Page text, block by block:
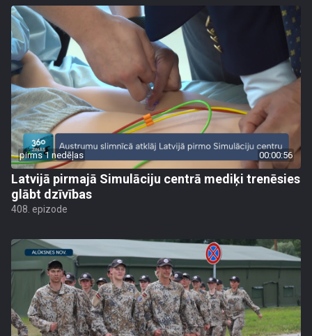
pirms 1 nedēļas 00:00:56
Latvijā pirmajā Simulāciju centrā mediķi trenēsies
glābt dzīvības
408. epizode